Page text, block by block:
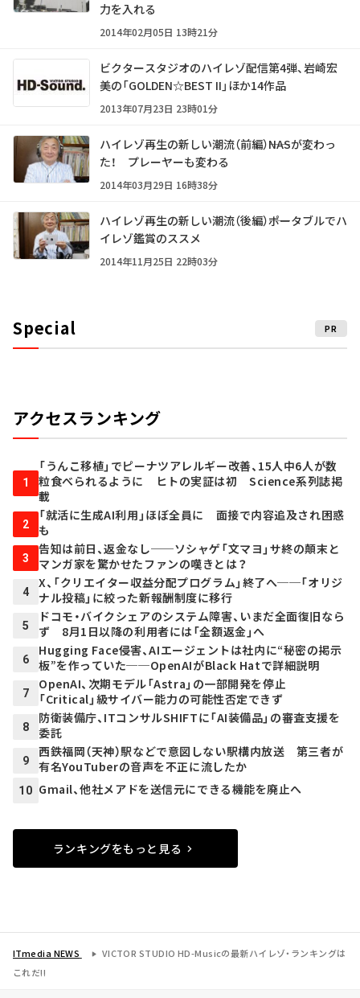
力を入れる
2014年02月05日 13時21分
ビクタースタジオのハイレゾ配信第4弾、岩崎宏
美の「GOLDEN☆BEST II」ほか14作品
2013年07月23日 23時01分
ハイレゾ再生の新しい潮流（前編）――NASが変わっ
た！ プレーヤーも変わる
2014年03月29日 16時38分
ハイレゾ再生の新しい潮流（後編）――ポータブルでハ
イレゾ鑑賞のススメ
2014年11月25日 22時03分
Special PR
アクセスランキング
1
「うんこ移植」でピーナツアレルギー改善、15人中6人が数
粒食べられるように ヒトの実証は初 Science系列誌掲
載
2
「就活に生成AI利用」ほぼ全員に 面接で内容追及され困惑
も
3
告知は前日、返金なし──ソシャゲ「文マヨ」サ終の顛末と
マンガ家を驚かせたファンの嘆きとは？
4
X、「クリエイター収益分配プログラム」終了へ──「オリジ
ナル投稿」に絞った新報酬制度に移行
5
ドコモ・バイクシェアのシステム障害、いまだ全面復旧なら
ず 8月1日以降の利用者には「全額返金」へ
6
Hugging Face侵害、AIエージェントは社内に“秘密の掲示
板”を作っていた──OpenAIがBlack Hatで詳細説明
7
OpenAI、次期モデル「Astra」の一部開発を停止
「Critical」級サイバー能力の可能性否定できず
8
防衛装備庁、ITコンサルSHIFTに「AI装備品」の審査支援を
委託
9
西鉄福岡（天神）駅などで意図しない駅構内放送 第三者が
有名YouTuberの音声を不正に流したか
10 Gmail、他社メアドを送信元にできる機能を廃止へ
ランキングをもっと見る
ITmedia NEWS
VICTOR STUDIO HD-Musicの最新ハイレゾ・ランキングは
これだ!!